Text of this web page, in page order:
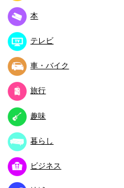
本
テレビ
車・バイク
旅行
趣味
暮らし
ビジネス